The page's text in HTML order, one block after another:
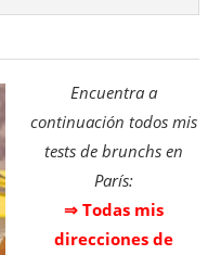
Encuentra a
continuación todos mis
tests de brunchs en
París:
⇒ Todas mis
direcciones de